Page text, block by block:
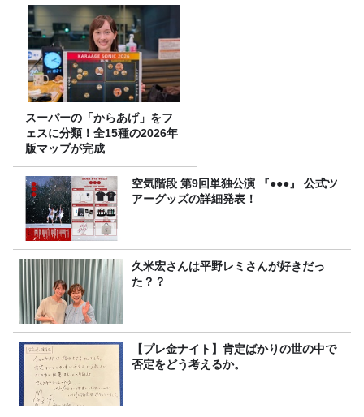
スーパーの「からあげ」をフ
ェスに分類！全15種の2026年
版マップが完成
空気階段 第9回単独公演 『●●●』 公式ツ
アーグッズの詳細発表！
久米宏さんは平野レミさんが好きだっ
た？？
【プレ金ナイト】肯定ばかりの世の中で
否定をどう考えるか。